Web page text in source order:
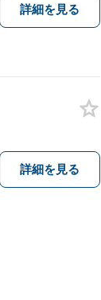
詳細を見る
詳細を見る